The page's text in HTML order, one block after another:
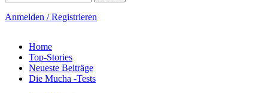
Anmelden / Registrieren
Home
Top-Stories
Neueste Beiträge
Die Mucha -Tests